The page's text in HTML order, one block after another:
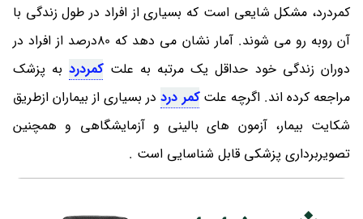
کمردرد، مشکل شایعی است که بسیاری از افراد در طول زندگی با
آن روبه رو می شوند. آمار نشان می دهد که 80درصد از افراد در
دوران زندگی خود حداقل یک مرتبه به علتکمردردبه پزشک
مراجعه کرده اند. اگرچه علتکمر درددر بسیاری از بیماران ازطریق
شکایت بیمار، آزمون های بالینی و آزمایشگاهی و همچنین
تصویربرداری پزشکی قابل شناسایی است .